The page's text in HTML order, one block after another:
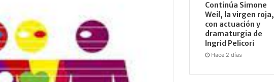
Continúa Simone
Weil, la virgen roja,
con actuación y
dramaturgia de
Ingrid Pelicori
Hace 2 días